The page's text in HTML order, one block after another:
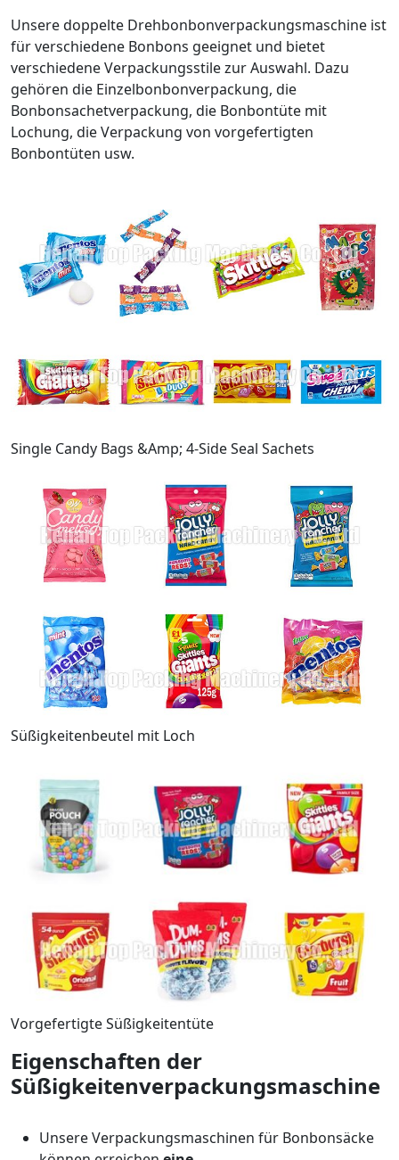
Unsere doppelte Drehbonbonverpackungsmaschine ist
für verschiedene Bonbons geeignet und bietet
verschiedene Verpackungsstile zur Auswahl. Dazu
gehören die Einzelbonbonverpackung, die
Bonbonsachetverpackung, die Bonbontüte mit
Lochung, die Verpackung von vorgefertigten
Bonbontüten usw.
Single Candy Bags &Amp; 4-Side Seal Sachets
Süßigkeitenbeutel mit Loch
Vorgefertigte Süßigkeitentüte
Eigenschaften der
Süßigkeitenverpackungsmaschine
Unsere Verpackungsmaschinen für Bonbonsäcke